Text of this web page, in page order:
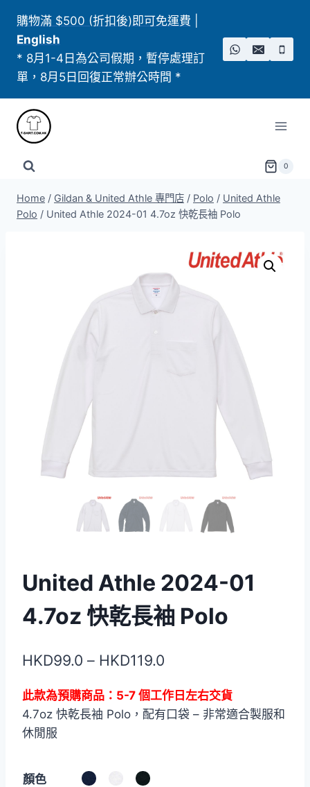
content
購物滿 $500 (折扣後)即可免運費
English
* 8月1-4日為公司假期，暫停處理訂
單，8月5日回復正常辦公時間 *
0
Home / Gildan & United Athle 專門店 / Polo / United Athle
Polo​ / United Athle 2024-01 4.7oz 快乾長袖 Polo
United Athle 2024-01
4.7oz 快乾長袖 Polo
HKD99.0 – HKD119.0
範
此款為預購商品：5-7 個工作日左右交貨
4.7oz 快乾長袖 Polo，配有口袋 – 非常適合製服和
休閒服
顏色